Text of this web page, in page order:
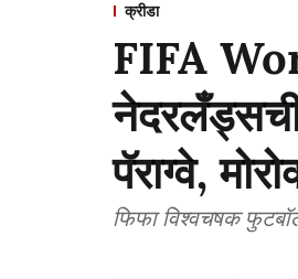
क्रीडा
FIFA
नेदरलँड्सची
पॅराग्वे,
फिफा विश्वचषक